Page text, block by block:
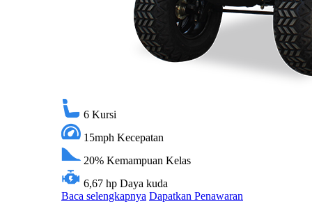
6 Kursi
15mph Kecepatan
20% Kemampuan Kelas
6,67 hp Daya kuda
Baca selengkapnya Dapatkan Penawaran